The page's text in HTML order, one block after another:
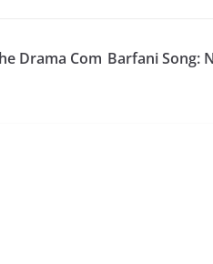
Drama Com Barfani Song: